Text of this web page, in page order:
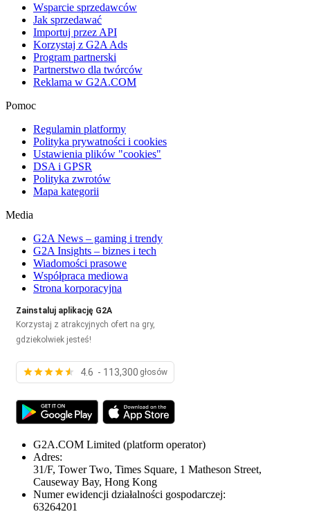
Wsparcie sprzedawców
Jak sprzedawać
Importuj przez API
Korzystaj z G2A Ads
Program partnerski
Partnerstwo dla twórców
Reklama w G2A.COM
Pomoc
Regulamin platformy
Polityka prywatności i cookies
Ustawienia plików "cookies"
DSA i GPSR
Polityka zwrotów
Mapa kategorii
Media
G2A News – gaming i trendy
G2A Insights – biznes i tech
Wiadomości prasowe
Współpraca mediowa
Strona korporacyjna
Zainstaluj aplikację G2A
Korzystaj z atrakcyjnych ofert na gry,
gdziekolwiek jesteś!
4.6 - 113,300 głosów
G2A.COM Limited (platform operator)
Adres:
31/F, Tower Two, Times Square, 1 Matheson Street,
Causeway Bay, Hong Kong
Numer ewidencji działalności gospodarczej:
63264201